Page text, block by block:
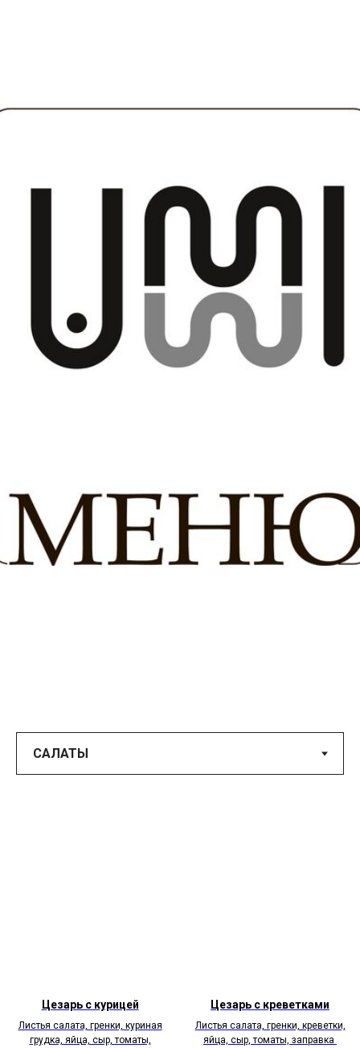
Цезарь с курицей
Листья салата, гренки, куриная
грудка, яйца, сыр, томаты,
Цезарь с креветками
Листья салата, гренки, креветки,
яйца, сыр, томаты, заправка